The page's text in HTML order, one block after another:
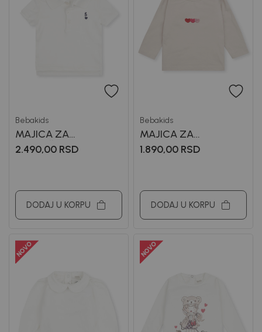
Bebakids
MAJICA ZA
DEVOJČICE LAUREN
2.490,00 RSD
DODAJ U KORPU
Bebakids
MAJICA ZA
DEVOJCICE LEJSI
1.890,00 RSD
DODAJ U KORPU